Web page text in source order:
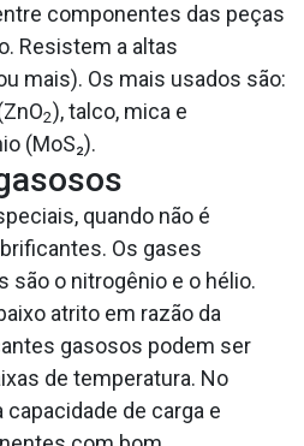
componentes das peças
Resistem a altas
mais). Os mais usados são:
2), talco, mica e
(MoS₂).
quando não é
Os gases
são o nitrogênio e o hélio.
atrito em razão da
gasosos podem ser
de temperatura. No
de carga e